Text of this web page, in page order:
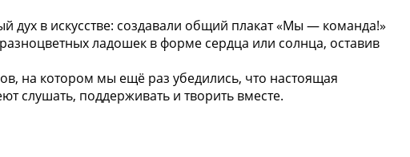
в искусстве: создавали общий плакат «Мы — команда!»
ладошек в форме сердца или солнца, оставив
на котором мы ещё раз убедились, что настоящая
слушать, поддерживать и творить вместе.